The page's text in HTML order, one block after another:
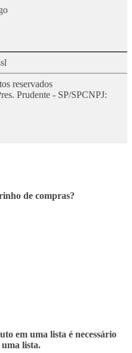
reservados
Prudente - SP/SPCNPJ:
de compras?
em uma lista é necessário
lista.